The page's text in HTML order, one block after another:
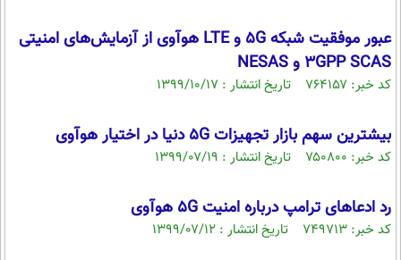
فرهنگی
بین الملل
اجتماعی
سیاست خارجی
عبور موفقیت‌ شبکه 5G و LTE هوآوی از آزمایش‌های امنیتی
3GPP SCAS و NESAS
کد خبر: ۷۶۴۱۵۷ تاریخ انتشار : ۱۳۹۹/۱۰/۱۷
بیشترین سهم بازار تجهیزات 5G دنیا در اختیار هوآوی
کد خبر: ۷۵۰۸۰۰ تاریخ انتشار : ۱۳۹۹/۰۷/۱۹
رد ادعاهای ترامپ درباره امنیت 5G هوآوی
کد خبر: ۷۴۹۷۱۳ تاریخ انتشار : ۱۳۹۹/۰۷/۱۲